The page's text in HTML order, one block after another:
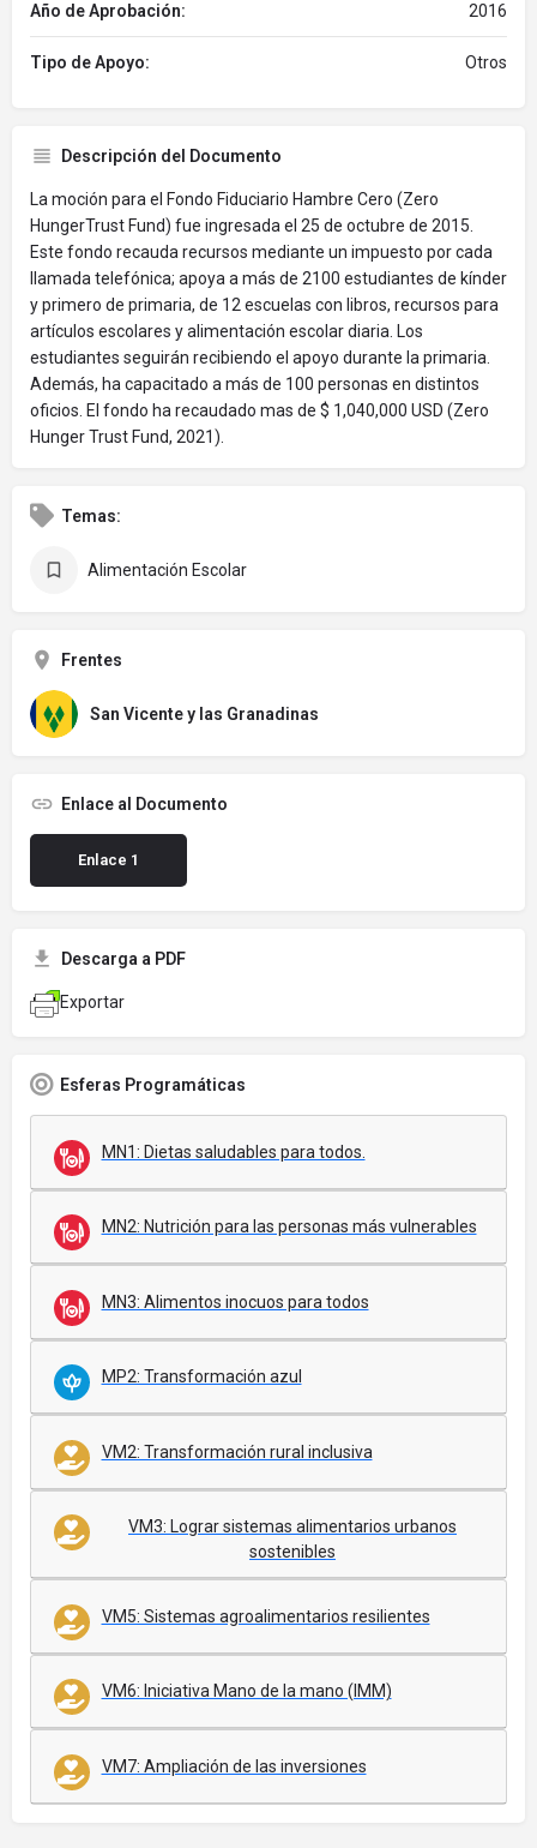
Año de Aprobación: 2016
Tipo de Apoyo: Otros
Descripción del Documento
La moción para el Fondo Fiduciario Hambre Cero (Zero
HungerTrust Fund) fue ingresada el 25 de octubre de 2015.
Este fondo recauda recursos mediante un impuesto por cada
llamada telefónica; apoya a más de 2100 estudiantes de kínder
y primero de primaria, de 12 escuelas con libros, recursos para
artículos escolares y alimentación escolar diaria. Los
estudiantes seguirán recibiendo el apoyo durante la primaria.
Además, ha capacitado a más de 100 personas en distintos
oficios. El fondo ha recaudado mas de $ 1,040,000 USD (Zero
Hunger Trust Fund, 2021).
Temas:
Alimentación Escolar
Frentes
San Vicente y las Granadinas
Enlace al Documento
Enlace 1
Descarga a PDF
Exportar
Esferas Programáticas
MN1: Dietas saludables para todos.
MN2: Nutrición para las personas más vulnerables
MN3: Alimentos inocuos para todos
MP2: Transformación azul
VM2: Transformación rural inclusiva
VM3: Lograr sistemas alimentarios urbanos
sostenibles
VM5: Sistemas agroalimentarios resilientes
VM6: Iniciativa Mano de la mano (IMM)
VM7: Ampliación de las inversiones